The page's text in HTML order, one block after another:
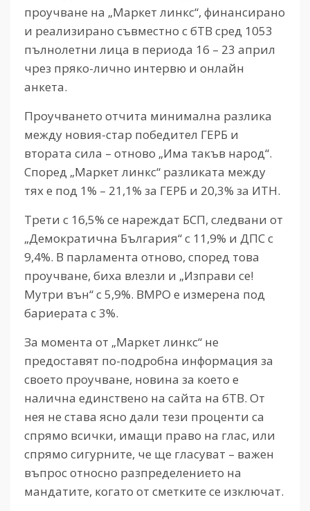
проучване на „Маркет линкс“, финансирано
и реализирано съвместно с бТВ сред 1053
пълнолетни лица в периода 16 – 23 април
чрез пряко-лично интервю и онлайн
анкета.
Проучването отчита минимална разлика
между новия-стар победител ГЕРБ и
втората сила – отново „Има такъв народ“.
Според „Маркет линкс“ разликата между
тях е под 1% – 21,1% за ГЕРБ и 20,3% за ИТН.
Трети с 16,5% се нареждат БСП, следвани от
„Демократична България“ с 11,9% и ДПС с
9,4%. В парламента отново, според това
проучване, биха влезли и „Изправи се!
Мутри вън“ с 5,9%. ВМРО е измерена под
бариерата с 3%.
За момента от „Маркет линкс“ не
предоставят по-подробна информация за
своето проучване, новина за което е
налична единствено на сайта на бТВ. От
нея не става ясно дали тези проценти са
спрямо всички, имащи право на глас, или
спрямо сигурните, че ще гласуват – важен
въпрос относно разпределението на
мандатите, когато от сметките се изключат.